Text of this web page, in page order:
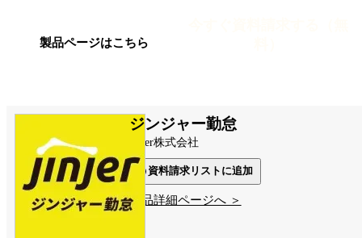
製品ページはこちら
ジンジャー勤怠
jinjer株式会社
資料請求リストに追加
製品詳細ページへ ＞